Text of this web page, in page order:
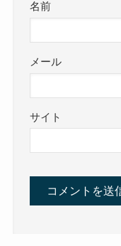
名前
メール
サイト